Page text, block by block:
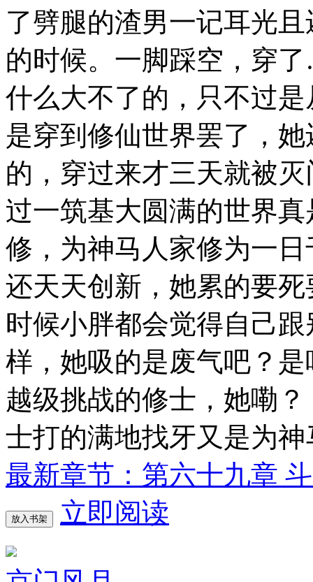
了劈腿的渣男一记耳光
的时候。一脚踩空，穿
什么大不了的，只不过
是穿到修仙世界罢了，
的，穿过来才三天就被
过一筑基大圆满的世界
修，为神马人家修为一
还天天创新，她累的要
时候小胖都会觉得自己
样，她吸的是废气吧？
越级挑战的修士，她嘞
士打的满地找牙又是为神
最新章节：第六十九章
放入书架 立即阅读